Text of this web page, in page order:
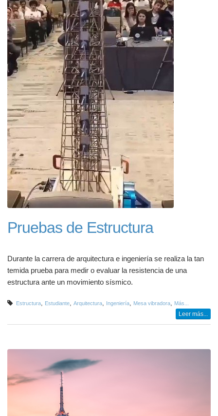
Pruebas de Estructura
Durante la carrera de arquitectura e ingeniería se realiza la tan
temida prueba para medir o evaluar la resistencia de una
estructura ante un movimiento sísmico.
Estructura Estudiante Arquitectura Ingeniería Mesa vibradora Más...
Leer más...